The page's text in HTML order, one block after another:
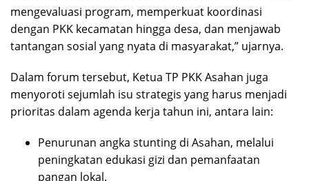
mengevaluasi program, memperkuat koordinasi
dengan PKK kecamatan hingga desa, dan menjawab
tantangan sosial yang nyata di masyarakat,” ujarnya.
Dalam forum tersebut, Ketua TP PKK Asahan juga
menyoroti sejumlah isu strategis yang harus menjadi
prioritas dalam agenda kerja tahun ini, antara lain:
Penurunan angka stunting di Asahan, melalui
peningkatan edukasi gizi dan pemanfaatan
pangan lokal.